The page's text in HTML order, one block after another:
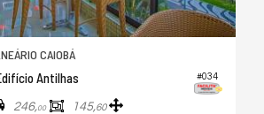
#034
CAIOBÁ
Antilhas
246,00 145,60